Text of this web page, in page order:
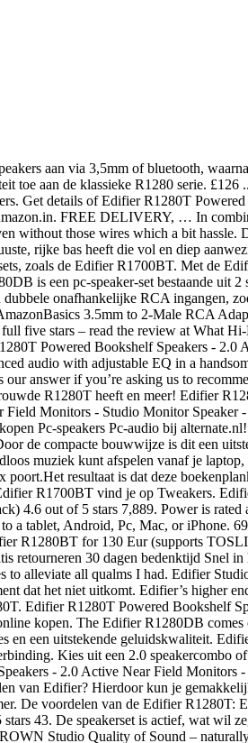
We hebben 41 soorten Pc-speakers in ons Pc-audio assortiment op 30.11.2020. online kopen Pc-speakers Pc-audio bij alternate.nl! Edifier R1280T, Bedraad, RCA, 75 - 18000 Hz, Wit. De 100 euro kostende R1280T en de ca 70 euro duurdere R1700BT. R1280T speakers pdf manual download. Door de compacte bouwwijze is dit een uitstekende set multimedia luidsprekers voor bij de pc. De R1280DB is uitgerust met veel verschillende aansluitingsmogelijkheden, waardoor je zowel bedraad als draadloos muziek kunt afspelen vanaf je laptop, pc, smartphone, tablet en andere apparaten met Bluetooth-verbinding. De Edifier R1280T is een Hifi speaker met een 4-inch bas driver en een gekalibreerde basreflex poort.Het resultaat is dat deze boekenplank luidspreker een robuuste, rijke bas heeft die vol en diep aanwezig is. bookshelf speakers specs provide for the quintessential . Edifier Bluetooth . Alle reviews van de Edifier R1700BT vind je op Tweakers. Edifier heeft deze set van het gemak van bluetooth voorzien. EDIFIER Bluetooth Powered Book-Shelf Speaker ... Edifier R1280T Bookshelf Speaker (Brown and Black) 4.6 out of 5 stars 7,889. Power is rated at 21 watts RMS, which should be adequate for a medium sized room. Bekijk en vergelijk PC speakersets, zoals de Edifier R1280T. You can easily connect it to a tablet, Android, Pc, Mac, or iPhone. 69 Edifier R1700BT Bluetooth speakers - Elektronica. View and Download EDIFIER R1280T user manual online. Edifier R1280T for 90 Eur (supports RCA) Edifier R1280BT for 130 Eur (supports TOSLINK and Bluetooth) A possibility to output sound from my TV is through a optical port or HDMI. Artikelen van Edifier koop je eenvoudig online bij bol.com Gratis retourneren 30 dagen bedenktijd Snel in huis connect to your phone or laptop with Bluetooth. Luckily, the R1700BT’s perhaps through superior tuning, that eagle eye tweeter or a combination of both,